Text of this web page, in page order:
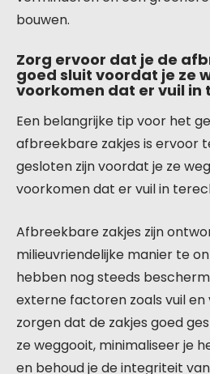
bouwen.
Zorg ervoor dat je de
goed sluit voordat je ze
voorkomen dat er vuil in
Een belangrijke tip voor het
afbreekbare zakjes is ervoor
gesloten zijn voordat je ze
voorkomen dat er vuil in
Afbreekbare zakjes zijn
milieuvriendelijke manier te
hebben nog steeds
externe factoren zoals vuil
zorgen dat de zakjes goed
ze weggooit, minimaliseer je
en behoud je de integriteit